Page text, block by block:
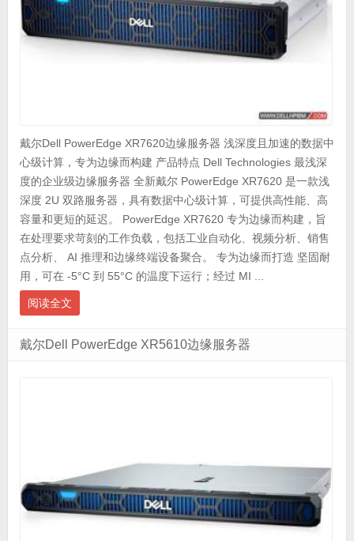
戴尔Dell PowerEdge XR7620边缘服务器 浅深度且加速的数据中
心级计算，专为边缘而构建 产品特点 Dell Technologies 最浅深
度的企业级边缘服务器 全新戴尔 PowerEdge XR7620 是一款浅
深度 2U 双路服务器，具有数据中心级计算，可提供高性能、高
容量和更短的延迟。 PowerEdge XR7620 专为边缘而构建，旨
在处理要求苛刻的工作负载，包括工业自动化、视频分析、销售
点分析、 AI 推理和边缘终端设备聚合。 专为边缘而打造 坚固耐
用，可在 -5°C 到 55°C 的温度下运行；经过 MI ...
阅读全文
戴尔Dell PowerEdge XR5610边缘服务器